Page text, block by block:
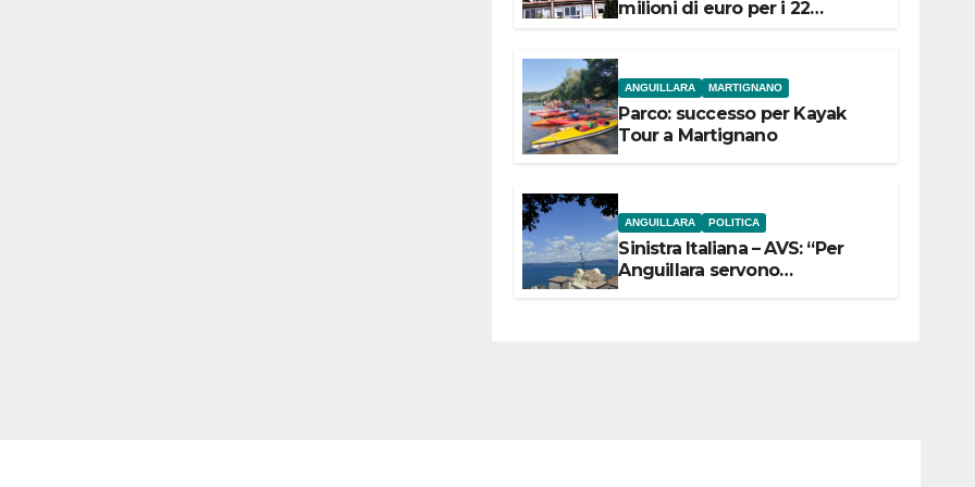
milioni di euro per i 22
ANGUILLARA MARTIGNANO
Parco: successo per Kayak
Tour a Martignano
ANGUILLARA POLITICA
Sinistra Italiana – AVS: “Per
Anguillara servono